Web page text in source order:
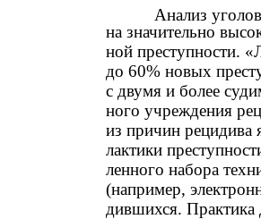
Анализ
на значительно
ной преступности.
до 60% новых
с двумя и более
ного учреждения
из причин рецидива
лактики
ленного набора
(например,
дившихся. Практика